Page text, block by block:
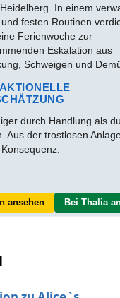
In einem
und festen Routinen
Ferienwoche zur
Eskalation aus
Schweigen und
durch Handlung als
Aus der trostlosen
ansehen Bei Thalia